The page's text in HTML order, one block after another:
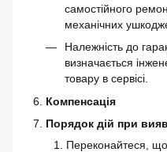
самостійного
механічних
Належність до
визначається
товару в сервісі.
Компенсація
Порядок дій при
Переконайтеся, що